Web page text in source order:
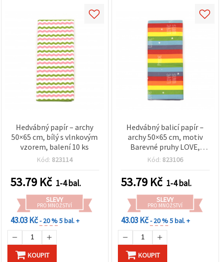
Hedvábný papír – archy
50×65 cm, bílý s vlnkovým
vzorem, balení 10 ks
Kód: 823114
53.79 Kč 1-4 bal.
SLEVY
PRO MNOŽSTVÍ
43.03 Kč- 20 %5 bal. +
KOUPIT
Hedvábný balicí papír –
archy 50×65 cm, motiv
Barevné pruhy LOVE,
balení 10 ks
Kód: 823106
53.79 Kč 1-4 bal.
SLEVY
PRO MNOŽSTVÍ
43.03 Kč- 20 %5 bal. +
KOUPIT